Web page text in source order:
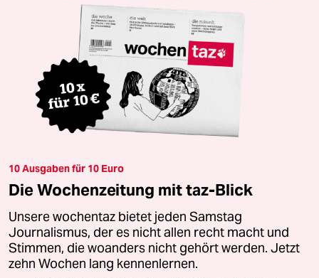
10 Ausgaben für 10 Euro
Die Wochenzeitung mit taz-Blick
Unsere wochentaz bietet jeden Samstag
Journalismus, der es nicht allen recht macht und
Stimmen, die woanders nicht gehört werden. Jetzt
zehn Wochen lang kennenlernen.